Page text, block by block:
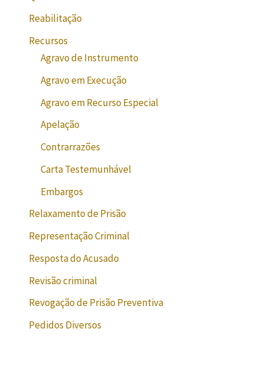
Reabilitação
Recursos
Agravo de Instrumento
Agravo em Execução
Agravo em Recurso Especial
Apelação
Contrarrazões
Carta Testemunhável
Embargos
Relaxamento de Prisão
Representação Criminal
Resposta do Acusado
Revisão criminal
Revogação de Prisão Preventiva
Pedidos Diversos